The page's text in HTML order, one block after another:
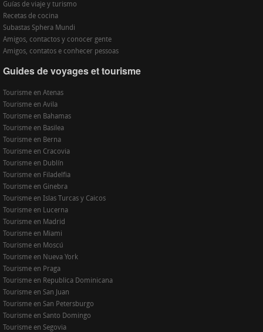
Guías de viaje y turismo
Recetas de cocina
Subastas Sphera Mundi
Amigos, contactos y conocer gente
Amigos, contatos e conhecer pessoas
Guides de voyages et tourisme
Tourisme en Atenas
Tourisme en Avila
Tourisme en Bahamas
Tourisme en Basilea
Tourisme en Berna
Tourisme en Cracovia
Tourisme en Dublín
Tourisme en Filadelfia
Tourisme en Ginebra
Tourisme en Islas Turcas y Caicos
Tourisme en Lucerna
Tourisme en Madrid
Tourisme en Miami
Tourisme en Moscú
Tourisme en Nueva York
Tourisme en Praga
Tourisme en Republica Dominicana
Tourisme en San Juan
Tourisme en San Petersburgo
Tourisme en Santo Domingo
Tourisme en Segovia